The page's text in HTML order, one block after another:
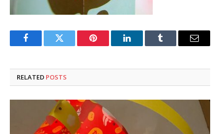
FacebookTwitter Pinterest LinkedInTumblr Email
RELATED POSTS